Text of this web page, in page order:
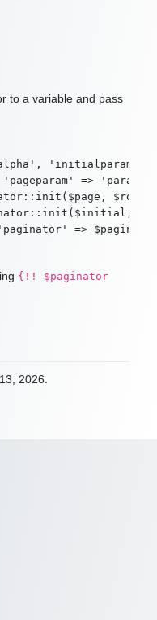
to a variable and pass
'initialparam'
'pageparam' =>
{!! $paginator
2026.